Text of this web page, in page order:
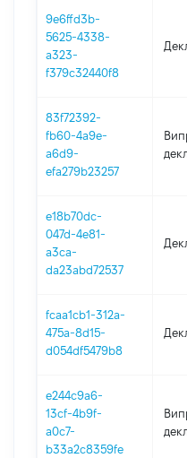
9e6ffd3b-
5625-4338-
a323-
f379c32440f8
83f72392-
fb60-4a9e-
a6d9-
efa279b23257
e18b70dc-
047d-4e81-
a3ca-
da23abd72537
fcaa1cb1-312a-
475a-8d15-
d054df5479b8
e244c9a6-
13cf-4b9f-
a0c7-
b33a2c8359fe